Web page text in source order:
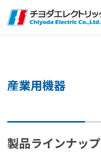
産業用機器
製品ラインナップ